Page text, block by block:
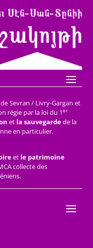
de Sevran / Livry-Gargan et
régie par la loi du 1er
et la sauvegardede la
en particulier.
et le patrimoine
collecte des